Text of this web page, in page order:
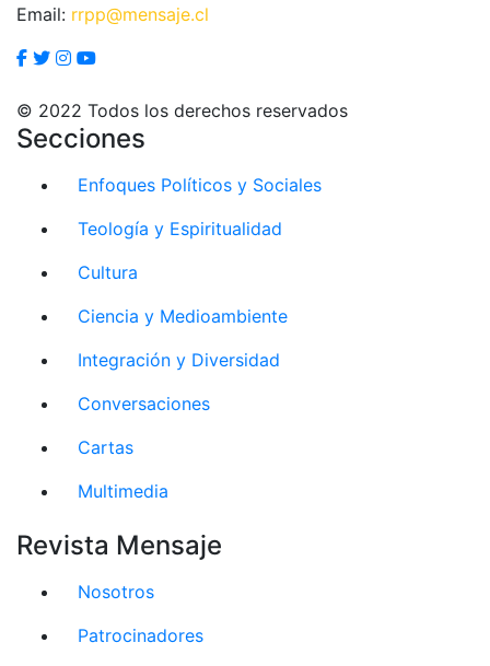
Email: rrpp@mensaje.cl
© 2022 Todos los derechos reservados
Secciones
Enfoques Políticos y Sociales
Teología y Espiritualidad
Cultura
Ciencia y Medioambiente
Integración y Diversidad
Conversaciones
Cartas
Multimedia
Revista Mensaje
Nosotros
Patrocinadores